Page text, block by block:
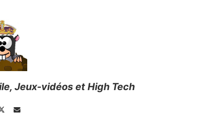
Jeux-vidéos et High Tech